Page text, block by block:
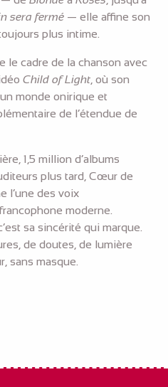
sera fermé — elle affine son
plus intime.
le cadre de la chanson avec
Child of Light , où son
monde onirique et
de l’étendue de
1,5 million d’albums
plus tard, Cœur de
l’une des voix
moderne.
sa sincérité qui marque.
de doutes, de lumière
sans masque.